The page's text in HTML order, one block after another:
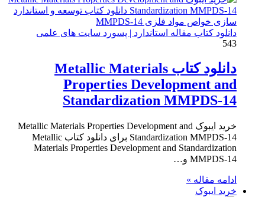
دانلود کتاب مقاله استاندارد | پسورد سایت های علمی
543
دانلود کتاب Metallic Materials
Properties Development and
Standardization MMPDS-14
خرید ایبوک Metallic Materials Properties Development and
Standardization MMPDS-14 برای دانلود کتاب Metallic
Materials Properties Development and Standardization
MMPDS-14 و…
ادامه مقاله »
خرید ایبوک